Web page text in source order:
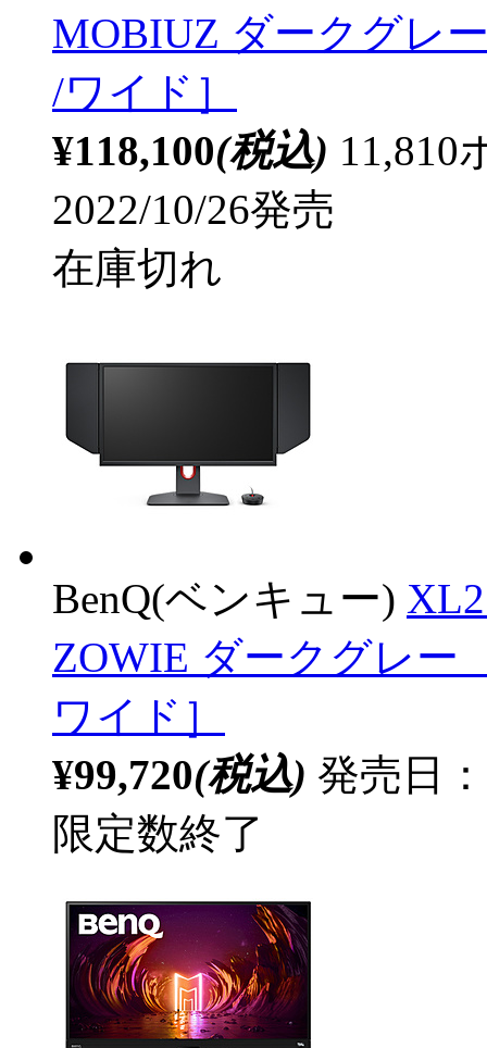
MOBIUZ ダークグレ
/ワイド］
¥118,100(税込) 11,810
2022/10/26発売
在庫切れ
BenQ(ベンキュー)
ZOWIE ダークグレー
ワイド］
¥99,720(税込) 発売日
限定数終了